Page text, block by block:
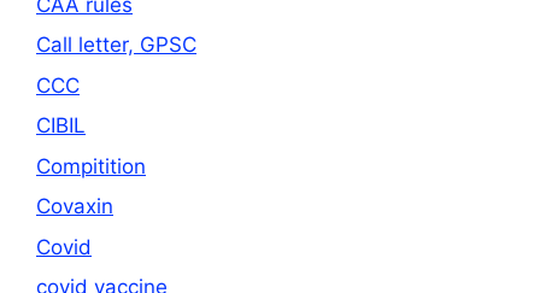
Call letter, GPSC
CCC
CIBIL
Compitition
Covaxin
Covid
covid vaccine